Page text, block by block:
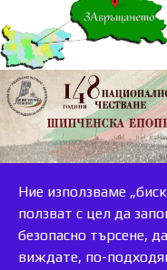
Ние използваме
ползват с цел да
безопасно търсене,
виждате, по-